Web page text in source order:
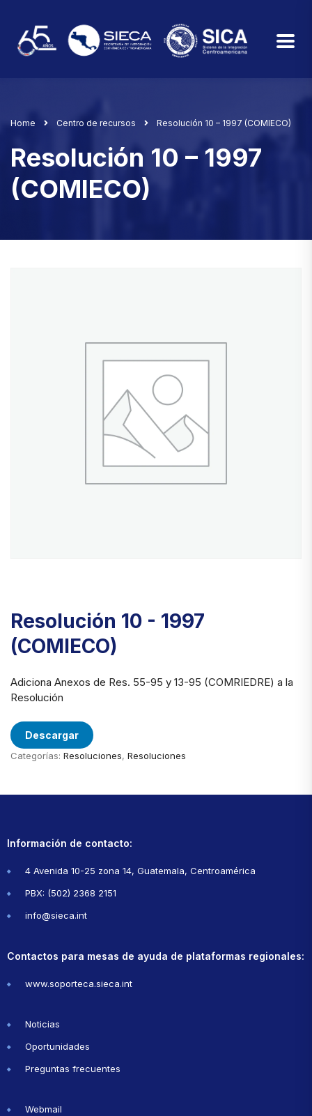
Home Centro de recursos Resolución 10 – 1997 (COMIECO)
Resolución 10 – 1997
(COMIECO)
Resolución 10 - 1997
(COMIECO)
Adiciona Anexos de Res. 55-95 y 13-95 (COMRIEDRE) a la
Resolución
Descargar
Categorías: Resoluciones, Resoluciones
Información de contacto:
4 Avenida 10-25 zona 14, Guatemala, Centroamérica
PBX: (502) 2368 2151
info@sieca.int
Contactos para mesas de ayuda de plataformas regionales:
www.soporteca.sieca.int
Noticias
Oportunidades
Preguntas frecuentes
Webmail